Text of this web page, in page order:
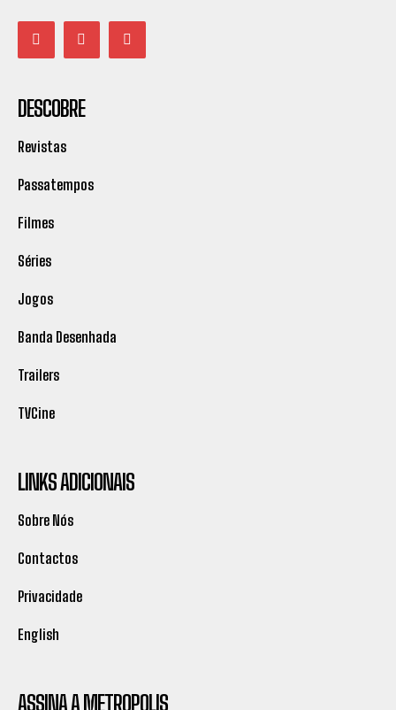
DESCOBRE
Revistas
Passatempos
Filmes
Séries
Jogos
Banda Desenhada
Trailers
TVCine
LINKS ADICIONAIS
Sobre Nós
Contactos
Privacidade
English
ASSINA A METROPOLIS